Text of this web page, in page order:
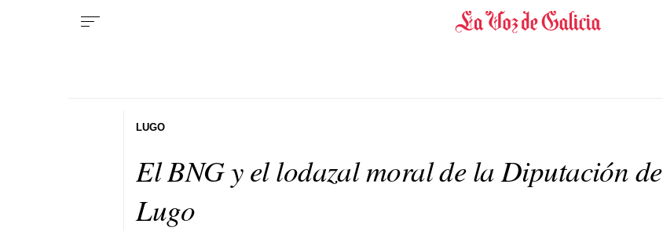
El BNG y el lodazal moral de la Diputación de
Lugo
LUGO